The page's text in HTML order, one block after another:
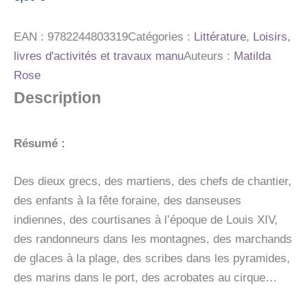
TROUVE
EAN : 9782244803319Catégories : Littérature, Loisirs,
livres d'activités et travaux manuAuteurs : Matilda
Rose
Description
Résumé :
Des dieux grecs, des martiens, des chefs de chantier,
des enfants à la fête foraine, des danseuses
indiennes, des courtisanes à l’époque de Louis XIV,
des randonneurs dans les montagnes, des marchands
de glaces à la plage, des scribes dans les pyramides,
des marins dans le port, des acrobates au cirque…